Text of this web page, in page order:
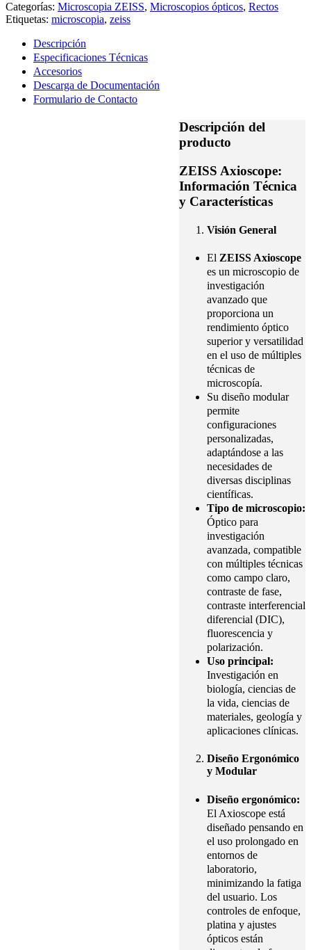
Categorías: Microscopia ZEISS, Microscopios ópticos, Rectos
Etiquetas: microscopia, zeiss
Descripción
Especificaciones Técnicas
Accesorios
Descarga de Documentación
Formulario de Contacto
Descripción del
producto
ZEISS Axioscope:
Información Técnica
y Características
Visión General
El ZEISS Axioscope
es un microscopio de
investigación
avanzado que
proporciona un
rendimiento óptico
superior y versatilidad
en el uso de múltiples
técnicas de
microscopía.
Su diseño modular
permite
configuraciones
personalizadas,
adaptándose a las
necesidades de
diversas disciplinas
científicas.
Tipo de microscopio:
Óptico para
investigación
avanzada, compatible
con múltiples técnicas
como campo claro,
contraste de fase,
contraste interferencial
diferencial (DIC),
fluorescencia y
polarización.
Uso principal:
Investigación en
biología, ciencias de
la vida, ciencias de
materiales, geología y
aplicaciones clínicas.
Diseño Ergonómico
y Modular
Diseño ergonómico:
El Axioscope está
diseñado pensando en
el uso prolongado en
entornos de
laboratorio,
minimizando la fatiga
del usuario. Los
controles de enfoque,
platina y ajustes
ópticos están